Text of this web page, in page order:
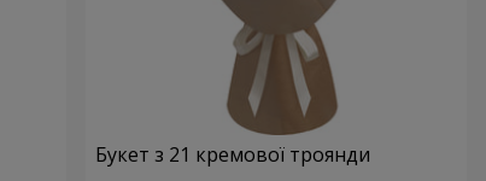
Букет з 21 кремової троянди